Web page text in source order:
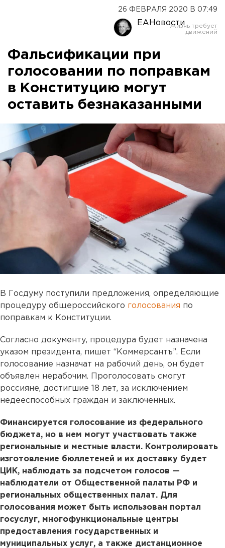
26 ФЕВРАЛЯ 2020 В 07:49
ЕАНовости
Фальсификации при
голосовании по поправкам
в Конституцию могут
оставить безнаказанными
В Госдуму поступили предложения, определяющие
процедуру общероссийского голосования по
поправкам к Конституции.
Согласно документу, процедура будет назначена
указом президента, пишет “Коммерсантъ”. Если
голосование назначат на рабочий день, он будет
объявлен нерабочим. Проголосовать смогут
россияне, достигшие 18 лет, за исключением
недееспособных граждан и заключенных.
Финансируется голосование из федерального
бюджета, но в нем могут участвовать также
региональные и местные власти. Контролировать
изготовление бюллетеней и их доставку будет
ЦИК, наблюдать за подсчетом голосов —
наблюдатели от Общественной палаты РФ и
региональных общественных палат. Для
голосования может быть использован портал
госуслуг, многофункциональные центры
предоставления государственных и
муниципальных услуг, а также дистанционное